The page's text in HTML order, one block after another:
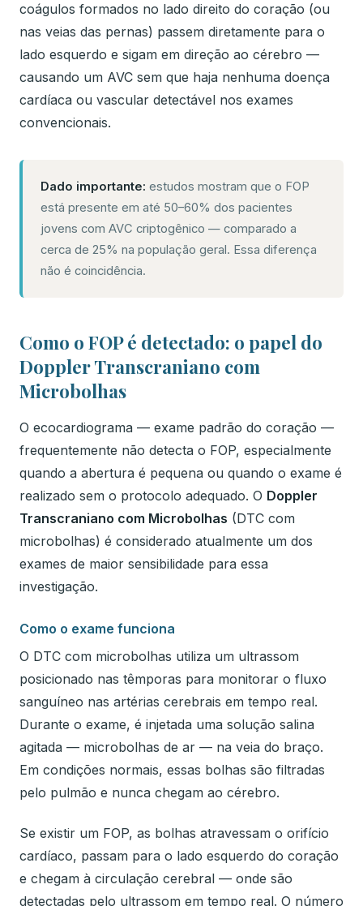
coágulos formados no lado direito do coração (ou
nas veias das pernas) passem diretamente para o
lado esquerdo e sigam em direção ao cérebro —
causando um AVC sem que haja nenhuma doença
cardíaca ou vascular detectável nos exames
convencionais.
Dado importante: estudos mostram que o FOP
está presente em até 50–60% dos pacientes
jovens com AVC criptogênico — comparado a
cerca de 25% na população geral. Essa diferença
não é coincidência.
Como o FOP é detectado: o papel do
Doppler Transcraniano com
Microbolhas
O ecocardiograma — exame padrão do coração —
frequentemente não detecta o FOP, especialmente
quando a abertura é pequena ou quando o exame é
realizado sem o protocolo adequado. O Doppler
Transcraniano com Microbolhas (DTC com
microbolhas) é considerado atualmente um dos
exames de maior sensibilidade para essa
investigação.
Como o exame funciona
O DTC com microbolhas utiliza um ultrassom
posicionado nas têmporas para monitorar o fluxo
sanguíneo nas artérias cerebrais em tempo real.
Durante o exame, é injetada uma solução salina
agitada — microbolhas de ar — na veia do braço.
Em condições normais, essas bolhas são filtradas
pelo pulmão e nunca chegam ao cérebro.
Se existir um FOP, as bolhas atravessam o orifício
cardíaco, passam para o lado esquerdo do coração
e chegam à circulação cerebral — onde são
detectadas pelo ultrassom em tempo real. O número